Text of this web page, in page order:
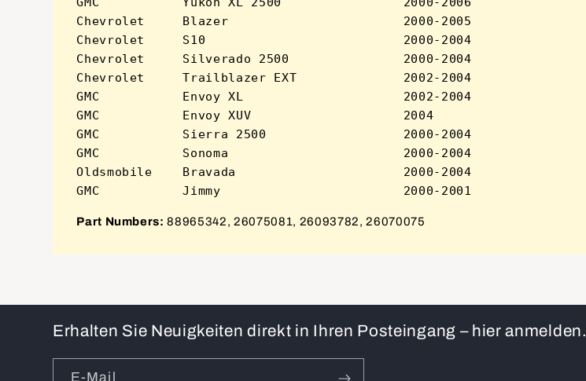
Chevrolet     Blazer                       2000-2005
Chevrolet     S10                          2000-2004
Chevrolet     Silverado 2500               2000-2004
Chevrolet     Trailblazer EXT              2002-2004
GMC           Envoy XL                     2002-2004
GMC           Envoy XUV                    2004
GMC           Sierra 2500                  2000-2004
GMC           Sonoma                       2000-2004
Oldsmobile    Bravada                      2000-2004
Part Numbers:88965342, 26075081, 26093782, 26070075
Erhalten Sie Neuigkeiten direkt in Ihren Posteingang – hier anmelden.
E-Mail